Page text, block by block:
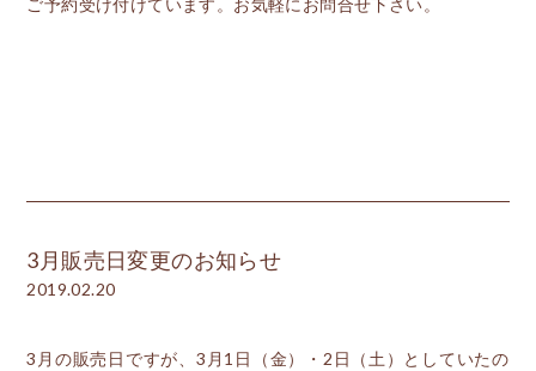
ご予約受け付けています。お気軽にお問合せ下さい。
3月販売日変更のお知らせ
2019.02.20
3月の販売日ですが、3月1日（金）・2日（土）としていたの